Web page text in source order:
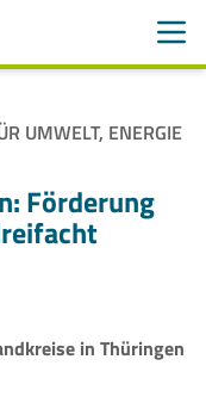
UMWELT, ENERGIE
Förderung
in Thüringen